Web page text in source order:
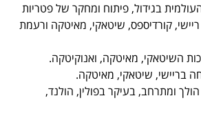
בגידול, פיתוח ומחקר של פטריות
קורדיספס, שיטאקי, מאיטקה ורעמת
השיטאקי, מאיטקה, ואנוקיטקה.
בריישי, שיטאקי, מאיטקה.
הולך ומתרחב, בעיקר בפולין, הולנד,